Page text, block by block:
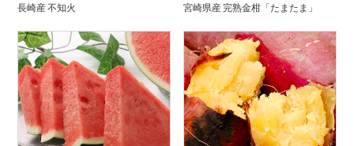
長崎産 不知火 宮崎県産 完熟金柑「たまたま」